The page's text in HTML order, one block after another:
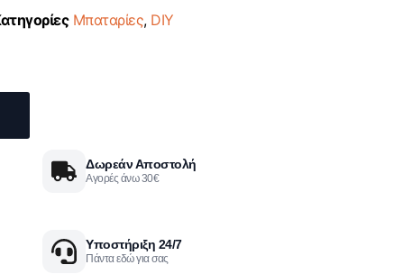
Μπαταρίες, DIY
Δωρεάν Αποστολή
Αγορές άνω 30€
Υποστήριξη 24/7
Πάντα εδώ για σας